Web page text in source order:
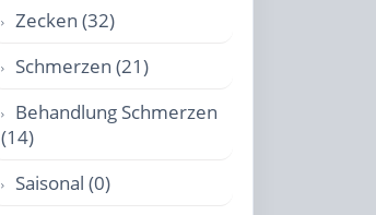
Zecken (32)
Schmerzen (21)
Behandlung Schmerzen
(14)
Saisonal (0)